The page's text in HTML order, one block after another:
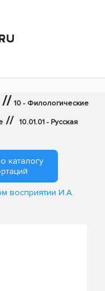
// 10 - Филологические
// 10.01.01 - Русская
каталогу
восприятии И.А.